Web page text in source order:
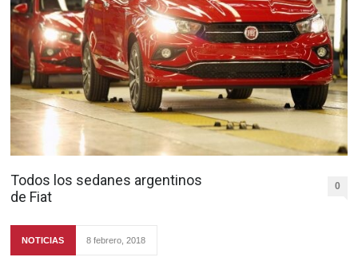
Todos los sedanes argentinos
de Fiat
0
NOTICIAS 8 febrero, 2018